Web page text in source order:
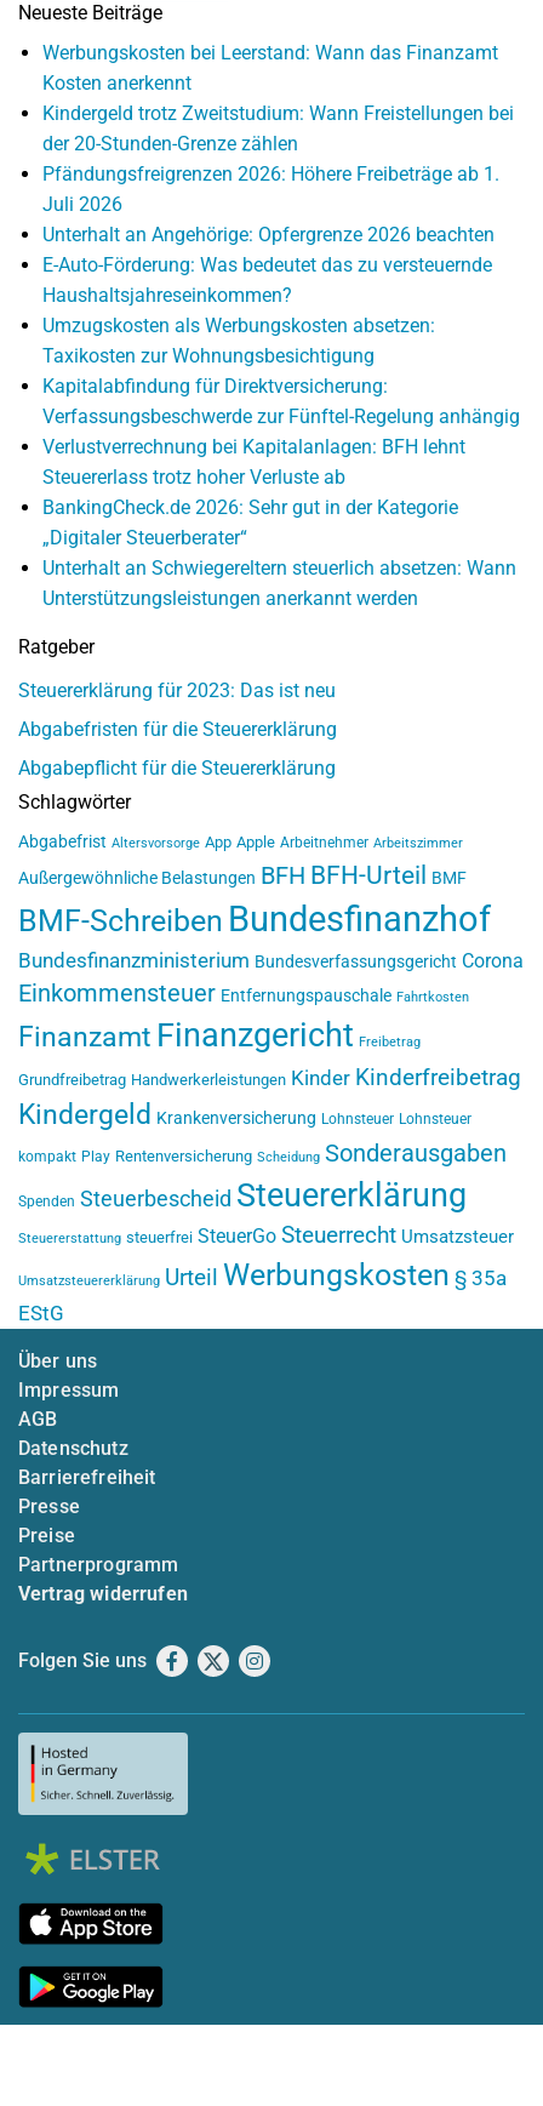
Neueste Beiträge
Werbungskosten bei Leerstand: Wann das Finanzamt
Kosten anerkennt
Kindergeld trotz Zweitstudium: Wann Freistellungen bei
der 20-Stunden-Grenze zählen
Pfändungsfreigrenzen 2026: Höhere Freibeträge ab 1.
Juli 2026
Unterhalt an Angehörige: Opfergrenze 2026 beachten
E-Auto-Förderung: Was bedeutet das zu versteuernde
Haushaltsjahreseinkommen?
Umzugskosten als Werbungskosten absetzen:
Taxikosten zur Wohnungsbesichtigung
Kapitalabfindung für Direktversicherung:
Verfassungsbeschwerde zur Fünftel-Regelung anhängig
Verlustverrechnung bei Kapitalanlagen: BFH lehnt
Steuererlass trotz hoher Verluste ab
BankingCheck.de 2026: Sehr gut in der Kategorie
„Digitaler Steuerberater“
Unterhalt an Schwiegereltern steuerlich absetzen: Wann
Unterstützungsleistungen anerkannt werden
Ratgeber
Steuererklärung für 2023: Das ist neu
Abgabefristen für die Steuererklärung
Abgabepflicht für die Steuererklärung
Schlagwörter
Abgabefrist Altersvorsorge App Apple Arbeitnehmer Arbeitszimmer
Außergewöhnliche Belastungen BFH BFH-Urteil BMF
BMF-Schreiben Bundesfinanzhof
Bundesfinanzministerium Bundesverfassungsgericht Corona
Einkommensteuer Entfernungspauschale Fahrtkosten
Finanzamt Finanzgericht Freibetrag
Grundfreibetrag Handwerkerleistungen Kinder Kinderfreibetrag
Kindergeld Krankenversicherung Lohnsteuer Lohnsteuer
kompakt Play Rentenversicherung Scheidung Sonderausgaben
Spenden Steuerbescheid Steuererklärung
Steuererstattung steuerfrei SteuerGo Steuerrecht Umsatzsteuer
Umsatzsteuererklärung Urteil Werbungskosten § 35a
EStG
Über uns
Impressum
AGB
Datenschutz
Barrierefreiheit
Presse
Preise
Partnerprogramm
Vertrag widerrufen
Folgen Sie uns Facebook
X Instagram